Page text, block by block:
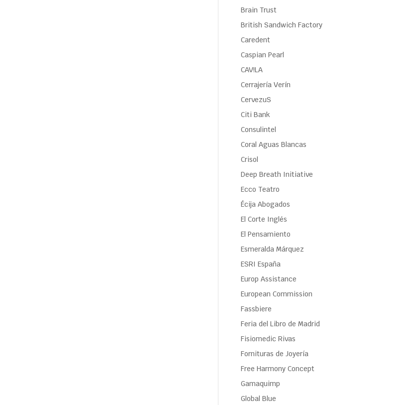
Brain Trust
British Sandwich Factory
Caredent
Caspian Pearl
CAV!LA
Cerrajería Verín
CervezuS
Citi Bank
Consulintel
Coral Aguas Blancas
Crisol
Deep Breath Initiative
Ecco Teatro
Écija Abogados
El Corte Inglés
El Pensamiento
Esmeralda Márquez
ESRI España
Europ Assistance
European Commission
Fassbiere
Feria del Libro de Madrid
Fisiomedic Rivas
Fornituras de Joyería
Free Harmony Concept
Gamaquimp
Global Blue